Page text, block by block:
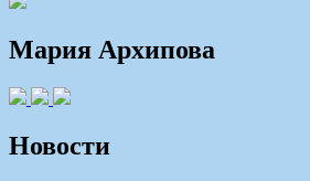
Мария Архипова
Новости